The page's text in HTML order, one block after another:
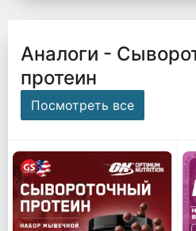
Аналоги -
протеин
Посмотреть все